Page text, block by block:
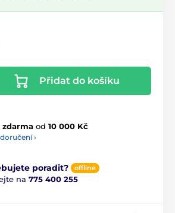
Přidat do košíku
zdarma od 10 000 Kč
›
poradit? offline
na 775 400 255